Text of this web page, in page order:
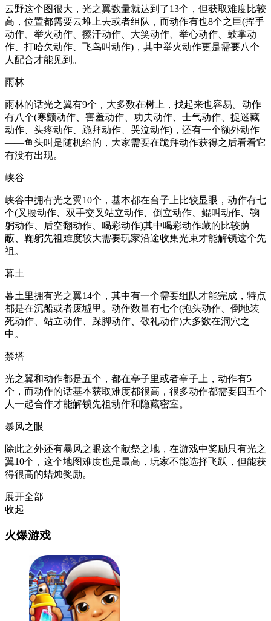
云野这个图很大，光之翼数量就达到了13个，但获取难度比较
高，位置都需要云堆上去或者组队，而动作有也8个之巨(挥手
动作、举火动作、擦汗动作、大笑动作、举心动作、鼓掌动
作、打哈欠动作、飞鸟叫动作)，其中举火动作更是需要八个
人配合才能见到。
雨林
雨林的话光之翼有9个，大多数在树上，找起来也容易。动作
有八个(寒颤动作、害羞动作、功夫动作、士气动作、捉迷藏
动作、头疼动作、跪拜动作、哭泣动作)，还有一个额外动作
——鱼头叫是随机给的，大家需要在跪拜动作获得之后看看它
有没有出现。
峡谷
峡谷中拥有光之翼10个，基本都在台子上比较显眼，动作有七
个(叉腰动作、双手交叉站立动作、倒立动作、鲲叫动作、鞠
躬动作、后空翻动作、喝彩动作)其中喝彩动作藏的比较荫
蔽、鞠躬先祖难度较大需要玩家沿途收集光束才能解锁这个先
祖。
暮土
暮土里拥有光之翼14个，其中有一个需要组队才能完成，特点
都是在沉船或者废墟里。动作数量有七个(抱头动作、倒地装
死动作、站立动作、跺脚动作、敬礼动作)大多数在洞穴之
中。
禁塔
光之翼和动作都是五个，都在亭子里或者亭子上，动作有5
个，而动作的话基本获取难度都很高，很多动作都需要四五个
人一起合作才能解锁先祖动作和隐藏密室。
暴风之眼
除此之外还有暴风之眼这个献祭之地，在游戏中奖励只有光之
翼10个，这个地图难度也是最高，玩家不能选择飞跃，但能获
得很高的蜡烛奖励。
展开全部
收起
火爆游戏